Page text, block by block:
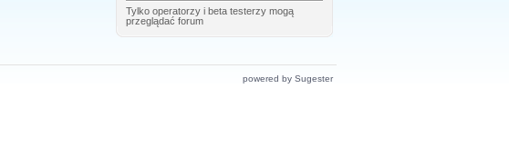
Tylko operatorzy i beta testerzy mogą
przeglądać forum
powered by Sugester